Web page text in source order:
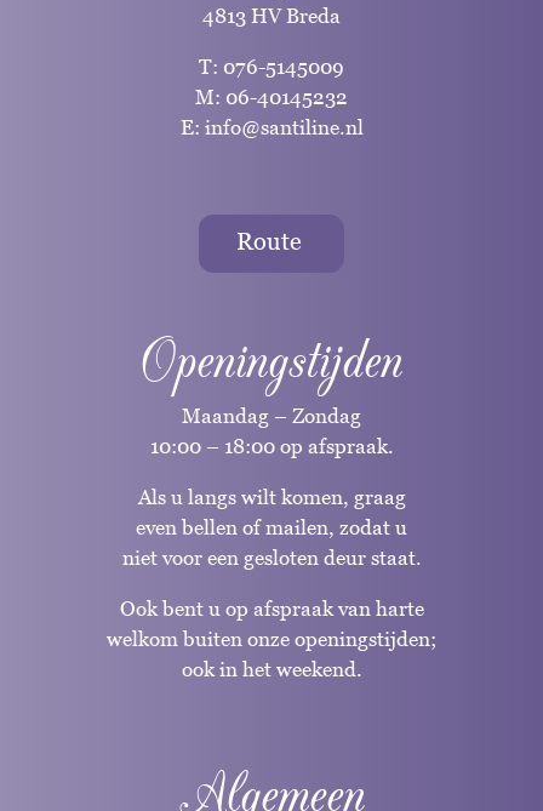
4813 HV Breda
T: 076-5145009
M: 06-40145232
E: info@santiline.nl
Route
Openingstijden
Maandag – Zondag
10:00 – 18:00 op afspraak.
Als u langs wilt komen, graag
even bellen of mailen, zodat u
niet voor een gesloten deur staat.
Ook bent u op afspraak van harte
welkom buiten onze openingstijden;
ook in het weekend.
Algemeen